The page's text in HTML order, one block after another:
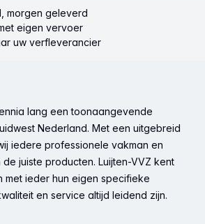
morgen geleverd
eigen vervoer
uw verfleverancier
lang een toonaangevende
Nederland. Met een uitgebreid
iedere professionele vakman en
juiste producten. Luijten-VVZ kent
met ieder hun eigen specifieke
en service altijd leidend zijn.